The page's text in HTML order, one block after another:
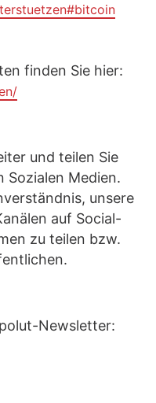
finden Sie hier:
und teilen Sie
Sozialen Medien.
unsere
auf Social-
zu teilen bzw.
Newsletter: